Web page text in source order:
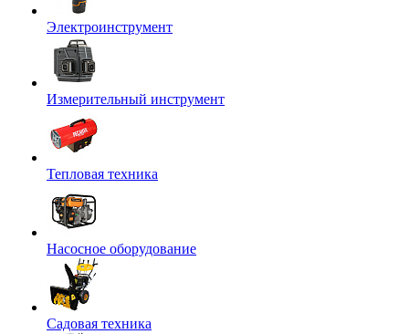
Электроинструмент
Измерительный инструмент
Тепловая техника
Насосное оборудование
Садовая техника